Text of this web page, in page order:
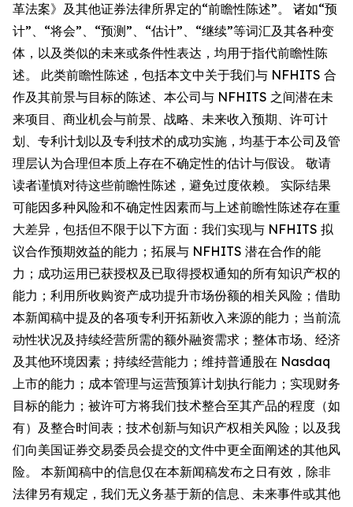
革法案》及其他证券法律所界定的“前瞻性陈述”。 诸如“预
计”、“将会”、“预测”、“估计”、“继续”等词汇及其各种变
体，以及类似的未来或条件性表达，均用于指代前瞻性陈
述。 此类前瞻性陈述，包括本文中关于我们与 NFHITS 合
作及其前景与目标的陈述、本公司与 NFHITS 之间潜在未
来项目、商业机会与前景、战略、未来收入预期、许可计
划、专利计划以及专利技术的成功实施，均基于本公司及管
理层认为合理但本质上存在不确定性的估计与假设。 敬请
读者谨慎对待这些前瞻性陈述，避免过度依赖。 实际结果
可能因多种风险和不确定性因素而与上述前瞻性陈述存在重
大差异，包括但不限于以下方面：我们实现与 NFHITS 拟
议合作预期效益的能力；拓展与 NFHITS 潜在合作的能
力；成功运用已获授权及已取得授权通知的所有知识产权的
能力；利用所收购资产成功提升市场份额的相关风险；借助
本新闻稿中提及的各项专利开拓新收入来源的能力；当前流
动性状况及持续经营所需的额外融资需求；整体市场、经济
及其他环境因素；持续经营能力；维持普通股在 Nasdaq
上市的能力；成本管理与运营预算计划执行能力；实现财务
目标的能力；被许可方将我们技术整合至其产品的程度（如
有）及整合时间表；技术创新与知识产权相关风险；以及我
们向美国证券交易委员会提交的文件中更全面阐述的其他风
险。 本新闻稿中的信息仅在本新闻稿发布之日有效，除非
法律另有规定，我们无义务基于新的信息、未来事件或其他